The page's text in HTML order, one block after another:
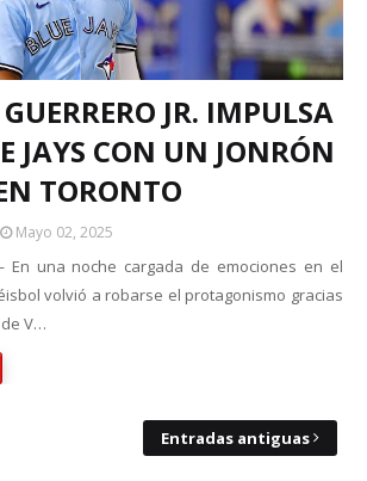
JR. IMPULSA
JAYS CON UN JONRÓN
TORONTO
Mayo 02, 2025
En una noche cargada de emociones en el
volvió a robarse el protagonismo gracias
V…
Entradas antiguas